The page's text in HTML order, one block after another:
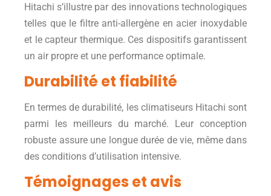
Hitachi s’illustre par des innovations technologiques
telles que le filtre anti-allergène en acier inoxydable
et le capteur thermique. Ces dispositifs garantissent
un air propre et une performance optimale.
Durabilité et fiabilité
En termes de durabilité, les climatiseurs Hitachi sont
parmi les meilleurs du marché. Leur conception
robuste assure une longue durée de vie, même dans
des conditions d’utilisation intensive.
Témoignages et avis